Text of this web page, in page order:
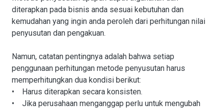
diterapkan pada bisnis anda sesuai kebutuhan dan
kemudahan yang ingin anda peroleh dari perhitungan nilai
penyusutan dan pengakuan.
Namun, catatan pentingnya adalah bahwa setiap
penggunaan perhitungan metode penyusutan harus
memperhitungkan dua kondisi berikut:
• Harus diterapkan secara konsisten.
• Jika perusahaan menganggap perlu untuk mengubah